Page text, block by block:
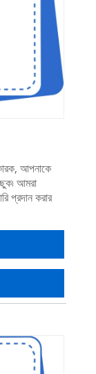
আপনাকে
আমরা
প্রদান করার